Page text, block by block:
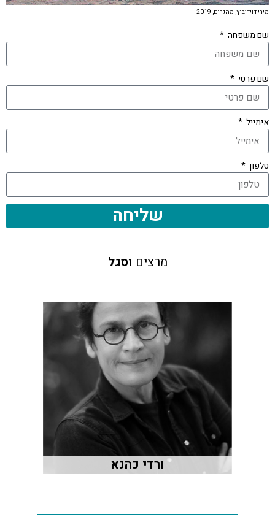
מירי דוידוביץ, מהגרים, 2019
שם משפחה
שם פרטי
אימייל
טלפון
שליחה
מרצים וסגל
ורדי כהנא